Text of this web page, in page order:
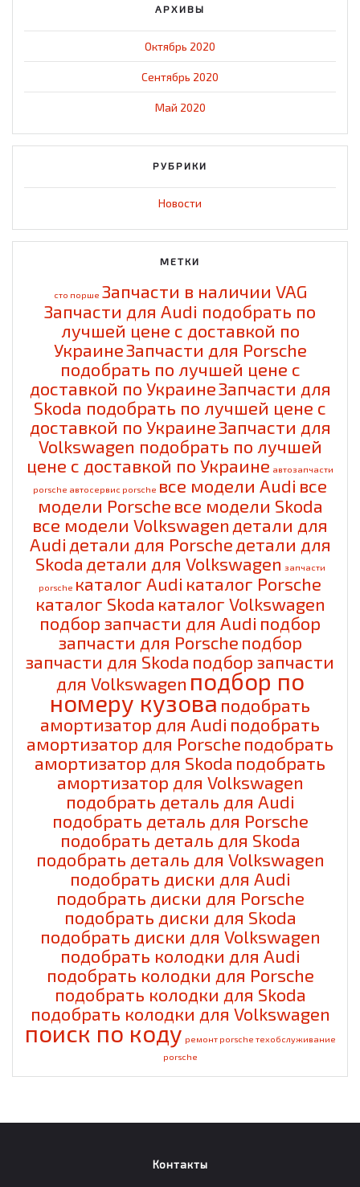
АРХИВЫ
Октябрь 2020
Сентябрь 2020
Май 2020
РУБРИКИ
Новости
МЕТКИ
cто порше Запчасти в наличии VAG
Запчасти для Audi подобрать по
лучшей цене с доставкой по
УкраинеЗапчасти для Porsche
подобрать по лучшей цене с
доставкой по УкраинеЗапчасти для
Skoda подобрать по лучшей цене с
доставкой по УкраинеЗапчасти для
Volkswagen подобрать по лучшей
цене с доставкой по Украине автозапчасти
porsche автосервис porsche все модели Audi все
модели Porsche все модели Skoda
все модели Volkswagenдетали для
Audiдетали для Porscheдетали для
Skodaдетали для Volkswagen запчасти
porsche каталог Audi каталог Porsche
каталог Skoda каталог Volkswagen
подбор запчасти для Audi подбор
запчасти для Porsche подбор
запчасти для Skoda подбор запчасти
для Volkswagen подбор по
номеру кузова подобрать
амортизатор для Audi подобрать
амортизатор для Porsche подобрать
амортизатор для Skoda подобрать
амортизатор для Volkswagen
подобрать деталь для Audi
подобрать деталь для Porsche
подобрать деталь для Skoda
подобрать деталь для Volkswagen
подобрать диски для Audi
подобрать диски для Porsche
подобрать диски для Skoda
подобрать диски для Volkswagen
подобрать колодки для Audi
подобрать колодки для Porsche
подобрать колодки для Skoda
подобрать колодки для Volkswagen
поиск по коду ремонт porsche техобслуживание
porsche
Контакты